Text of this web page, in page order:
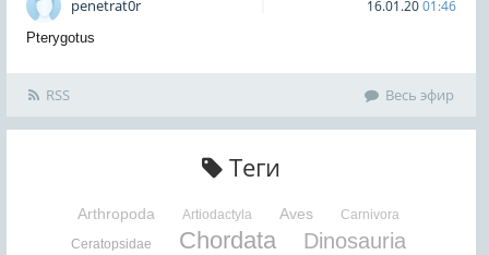
penetrat0r 16.01.2001:46
Pterygotus
RSS Весь эфир
Теги
Arthropoda Artiodactyla Aves
Carnivora
Ceratopsidae
Chordata Dinosauria